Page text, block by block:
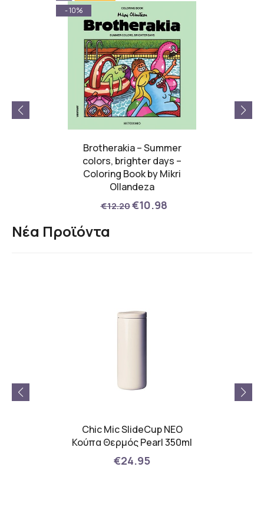
- 10%
Brotherakia – Summer
colors, brighter days –
Coloring Book by Mikri
Ollandeza
€12.20€10.98
Νέα Προϊόντα
Chic Mic SlideCup NEO
Κούπα Θερμός Pearl 350ml
€24.95